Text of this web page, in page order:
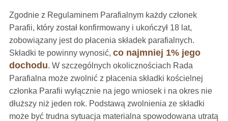
Zgodnie z Regulaminem Parafialnym każdy członek
Parafii, który został konfirmowany i ukończył 18 lat,
zobowiązany jest do płacenia składek parafialnych.
Składki te powinny wynosić, co najmniej 1% jego
dochodu. W szczególnych okolicznościach Rada
Parafialna może zwolnić z płacenia składki kościelnej
członka Parafii wyłącznie na jego wniosek i na okres nie
dłuższy niż jeden rok. Podstawą zwolnienia ze składki
może być trudna sytuacja materialna spowodowana utratą